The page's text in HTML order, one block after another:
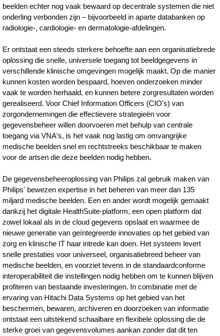
beelden echter nog vaak bewaard op decentrale systemen die niet
onderling verbonden zijn – bijvoorbeeld in aparte databanken op
radiologie-, cardiologie- en dermatologie-afdelingen.
Er ontstaat een steeds sterkere behoefte aan een organisatiebrede
oplossing die snelle, universele toegang tot beeldgegevens in
verschillende klinische omgevingen mogelijk maakt. Op die manier
kunnen kosten worden bespaard, hoeven onderzoeken minder
vaak te worden herhaald, en kunnen betere zorgresultaten worden
gerealiseerd. Voor Chief Information Officers (CIO's) van
zorgondernemingen die effectievere strategieën voor
gegevensbeheer willen doorvoeren met behulp van centrale
toegang via VNA's, is het vaak nog lastig om omvangrijke
medische beelden snel en rechtstreeks beschikbaar te maken
voor de artsen die deze beelden nodig hebben.
De gegevensbeheeroplossing van Philips zal gebruik maken van
Philips' bewezen expertise in het beheren van meer dan 135
miljard medische beelden. Een en ander wordt mogelijk gemaakt
dankzij het digitale HealthSuite-platform, een open platform dat
zowel lokaal als in de cloud gegevens opslaat en waarmee de
nieuwe generatie van geïntegreerde innovaties op het gebied van
zorg en klinische IT haar intrede kan doen. Het systeem levert
snelle prestaties voor universeel, organisatiebreed beheer van
medische beelden, en voorziet tevens in de standaardconforme
interoperabiliteit die instellingen nodig hebben om te kunnen blijven
profiteren van bestaande investeringen. In combinatie met de
ervaring van Hitachi Data Systems op het gebied van het
beschermen, bewaren, archiveren en doorzoeken van informatie
ontstaat een uitstekend schaalbare en flexibele oplossing die de
sterke groei van gegevensvolumes aankan zonder dat dit ten